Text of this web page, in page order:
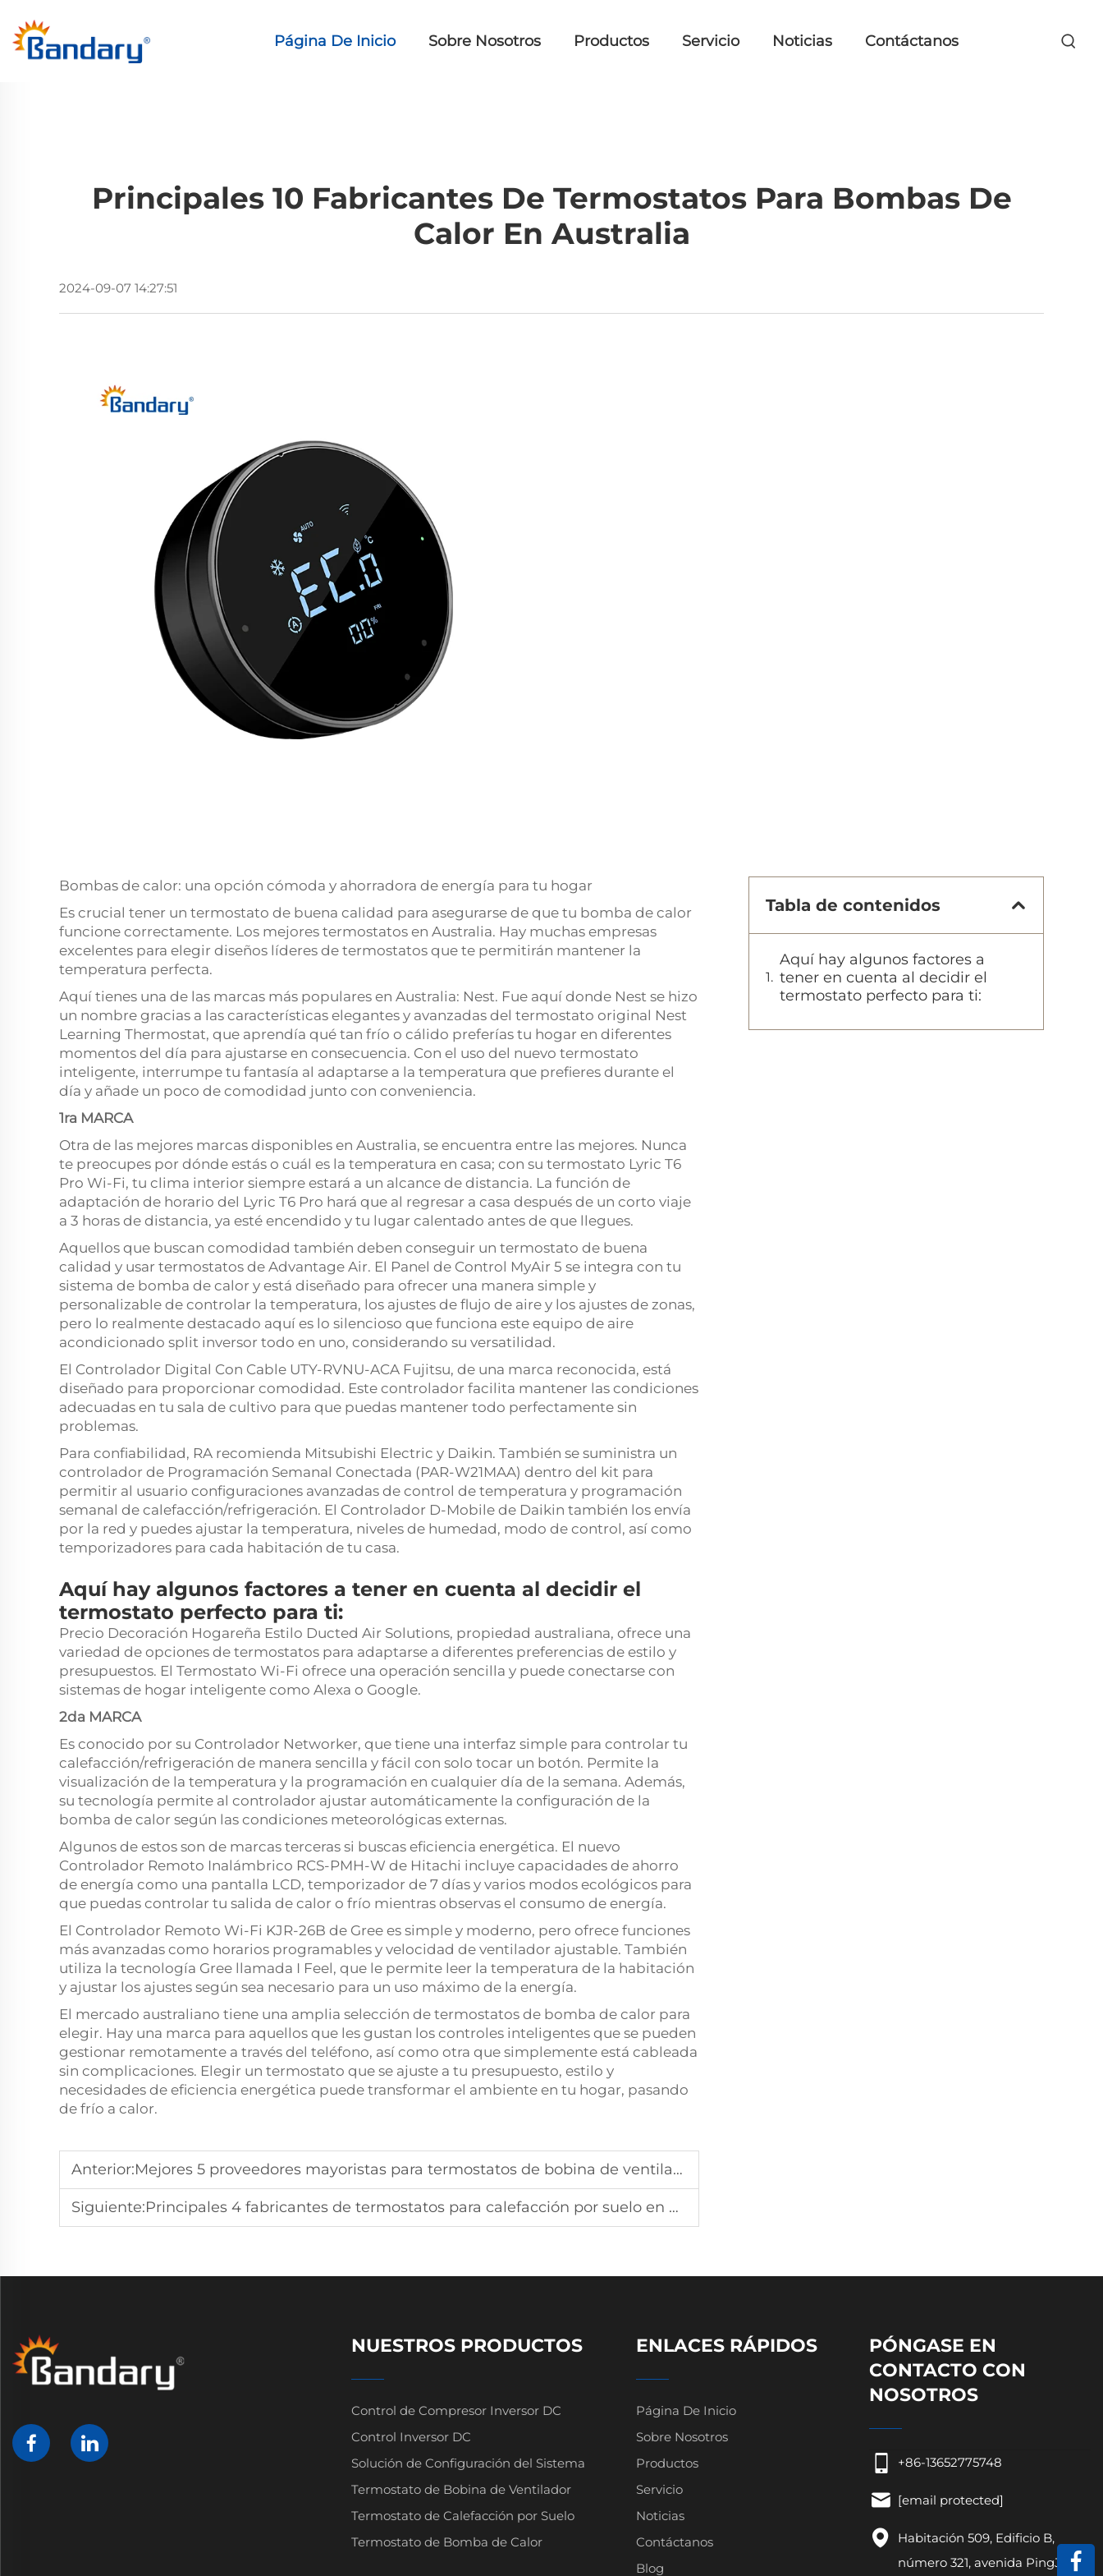
Página De Inicio Sobre Nosotros Productos Servicio Noticias Contáctanos
Principales 10 Fabricantes De Termostatos Para Bombas De
Calor En Australia
2024-09-07 14:27:51
Bombas de calor: una opción cómoda y ahorradora de energía para tu hogar
Es crucial tener un termostato de buena calidad para asegurarse de que tu bomba de calor
funcione correctamente. Los mejores termostatos en Australia. Hay muchas empresas
excelentes para elegir diseños líderes de termostatos que te permitirán mantener la
temperatura perfecta.
Aquí tienes una de las marcas más populares en Australia: Nest. Fue aquí donde Nest se hizo
un nombre gracias a las características elegantes y avanzadas del termostato original Nest
Learning Thermostat, que aprendía qué tan frío o cálido preferías tu hogar en diferentes
momentos del día para ajustarse en consecuencia. Con el uso del nuevo termostato
inteligente, interrumpe tu fantasía al adaptarse a la temperatura que prefieres durante el
día y añade un poco de comodidad junto con conveniencia.
1ra MARCA
Otra de las mejores marcas disponibles en Australia, se encuentra entre las mejores. Nunca
te preocupes por dónde estás o cuál es la temperatura en casa; con su termostato Lyric T6
Pro Wi-Fi, tu clima interior siempre estará a un alcance de distancia. La función de
adaptación de horario del Lyric T6 Pro hará que al regresar a casa después de un corto viaje
a 3 horas de distancia, ya esté encendido y tu lugar calentado antes de que llegues.
Aquellos que buscan comodidad también deben conseguir un termostato de buena
calidad y usar termostatos de Advantage Air. El Panel de Control MyAir 5 se integra con tu
sistema de bomba de calor y está diseñado para ofrecer una manera simple y
personalizable de controlar la temperatura, los ajustes de flujo de aire y los ajustes de zonas,
pero lo realmente destacado aquí es lo silencioso que funciona este equipo de aire
acondicionado split inversor todo en uno, considerando su versatilidad.
El Controlador Digital Con Cable UTY-RVNU-ACA Fujitsu, de una marca reconocida, está
diseñado para proporcionar comodidad. Este controlador facilita mantener las condiciones
adecuadas en tu sala de cultivo para que puedas mantener todo perfectamente sin
problemas.
Para confiabilidad, RA recomienda Mitsubishi Electric y Daikin. También se suministra un
controlador de Programación Semanal Conectada (PAR-W21MAA) dentro del kit para
permitir al usuario configuraciones avanzadas de control de temperatura y programación
semanal de calefacción/refrigeración. El Controlador D-Mobile de Daikin también los envía
por la red y puedes ajustar la temperatura, niveles de humedad, modo de control, así como
temporizadores para cada habitación de tu casa.
Aquí hay algunos factores a tener en cuenta al decidir el
termostato perfecto para ti:
Precio Decoración Hogareña Estilo Ducted Air Solutions, propiedad australiana, ofrece una
variedad de opciones de termostatos para adaptarse a diferentes preferencias de estilo y
presupuestos. El Termostato Wi-Fi ofrece una operación sencilla y puede conectarse con
sistemas de hogar inteligente como Alexa o Google.
2da MARCA
Es conocido por su Controlador Networker, que tiene una interfaz simple para controlar tu
calefacción/refrigeración de manera sencilla y fácil con solo tocar un botón. Permite la
visualización de la temperatura y la programación en cualquier día de la semana. Además,
su tecnología permite al controlador ajustar automáticamente la configuración de la
bomba de calor según las condiciones meteorológicas externas.
Algunos de estos son de marcas terceras si buscas eficiencia energética. El nuevo
Controlador Remoto Inalámbrico RCS-PMH-W de Hitachi incluye capacidades de ahorro
de energía como una pantalla LCD, temporizador de 7 días y varios modos ecológicos para
que puedas controlar tu salida de calor o frío mientras observas el consumo de energía.
El Controlador Remoto Wi-Fi KJR-26B de Gree es simple y moderno, pero ofrece funciones
más avanzadas como horarios programables y velocidad de ventilador ajustable. También
utiliza la tecnología Gree llamada I Feel, que le permite leer la temperatura de la habitación
y ajustar los ajustes según sea necesario para un uso máximo de la energía.
El mercado australiano tiene una amplia selección de termostatos de bomba de calor para
elegir. Hay una marca para aquellos que les gustan los controles inteligentes que se pueden
gestionar remotamente a través del teléfono, así como otra que simplemente está cableada
sin complicaciones. Elegir un termostato que se ajuste a tu presupuesto, estilo y
necesidades de eficiencia energética puede transformar el ambiente en tu hogar, pasando
de frío a calor.
Anterior:Mejores 5 proveedores mayoristas para termostatos de bobina de ventilador
Siguiente:Principales 4 fabricantes de termostatos para calefacción por suelo en el Reino Unido
Tabla de contenidos
Aquí hay algunos factores a
tener en cuenta al decidir el
termostato perfecto para ti:
NUESTROS PRODUCTOS
Control de Compresor Inversor DC
Control Inversor DC
Solución de Configuración del Sistema
Termostato de Bobina de Ventilador
Termostato de Calefacción por Suelo
Termostato de Bomba de Calor
ENLACES RÁPIDOS
Página De Inicio
Sobre Nosotros
Productos
Servicio
Noticias
Contáctanos
Blog
PÓNGASE EN
CONTACTO CON
NOSOTROS
+86-13652775748
[email protected]
Habitación 509, Edificio B,
número 321, avenida PingJi,